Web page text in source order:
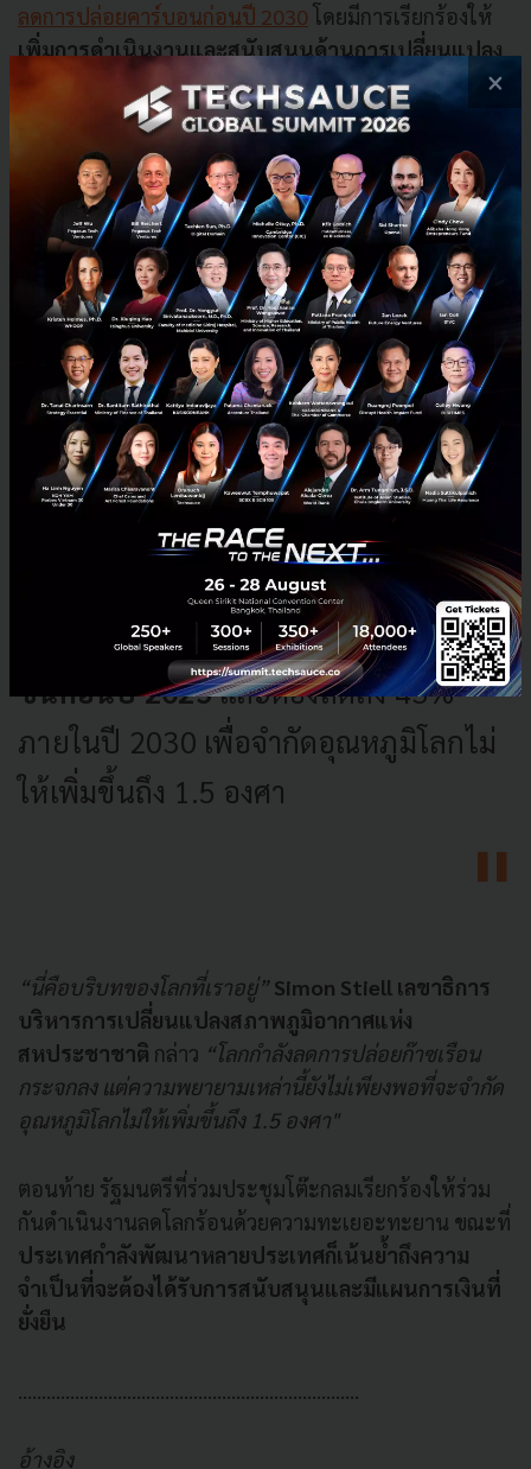
ลดการปล่อยคาร์บอนก่อนปี 2030 โดยมีการเรียกร้องให้
เพิ่มการดำเนินงานและสนับสนุนด้านการเปลี่ยนแปลง
สภาพภูมิอากาศอย่างเร่งด่วนพร้อมกับมีรายงานที่
UN Climate Changeว่า การดำเนินงานเพื่อ
ลดอุณหภูมิตามข้อตกลงปารีส ทำได้ต่ำกว่าเป้าหมาย
แสดงให้เห็นว่าการดำเนินการตามคำมั่นสัญญาในปัจจุบัน
ของรัฐบาลแห่งชาติจะเพิ่มการปล่อยมลพิษ 10.6%
ภายในปี 2030 และทำให้โลกเข้าสู่ภาวะโลกร้อนขึ้น 2.5
องศา ภายในสิ้นศตวรรษนี้
ตามรายงานของคณะกรรมการ
ระหว่างรัฐบาลว่าด้วยการเปลี่ยนแปลง
สภาพภูมิอากาศ (IPCC) ของ
สหประชาชาติจุดพีคของการปล่อย
ก๊าซเรือนกระจกอย่างช้าที่สุด ต้องเกิด
ขึ้นก่อนปี 2025และต้องลดลง 43%
ภายในปี 2030 เพื่อจำกัดอุณหภูมิโลกไม่
ให้เพิ่มขึ้นถึง 1.5 องศา
“นี่คือบริบทของโลกที่เราอยู่”Simon Stiell เลขาธิการ
บริหารการเปลี่ยนแปลงสภาพภูมิอากาศแห่ง
สหประชาชาติ กล่าว “โลกกำลังลดการปล่อยก๊าซเรือน
กระจกลง แต่ความพยายามเหล่านี้ยังไม่เพียงพอที่จะจำกัด
อุณหภูมิโลกไม่ให้เพิ่มขึ้นถึง 1.5 องศา"
ตอนท้าย รัฐมนตรีที่ร่วมประชุมโต๊ะกลมเรียกร้องให้ร่วม
กันดำเนินงานลดโลกร้อนด้วยความทะเยอะทะยาน ขณะที่
ประเทศกำลังพัฒนาหลายประเทศก็เน้นย้ำถึงความ
จำเป็นที่จะต้องได้รับการสนับสนุนและมีแผนการเงินที่
ยั่งยืน
........................................................................
อ้างอิง
×